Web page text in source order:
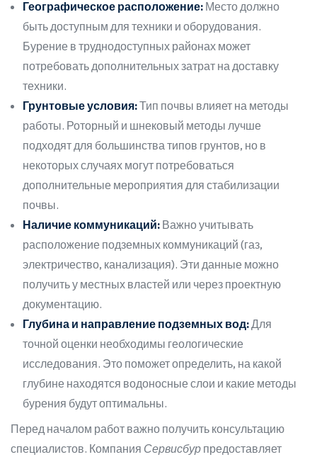
Географическое расположение: Место должно
быть доступным для техники и оборудования.
Бурение в труднодоступных районах может
потребовать дополнительных затрат на доставку
техники.
Грунтовые условия:Тип почвы влияет на методы
работы. Роторный и шнековый методы лучше
подходят для большинства типов грунтов, но в
некоторых случаях могут потребоваться
дополнительные мероприятия для стабилизации
почвы.
Наличие коммуникаций: Важно учитывать
расположение подземных коммуникаций (газ,
электричество, канализация). Эти данные можно
получить у местных властей или через проектную
документацию.
Глубина и направление подземных вод:Для
точной оценки необходимы геологические
исследования. Это поможет определить, на какой
глубине находятся водоносные слои и какие методы
бурения будут оптимальны.
Перед началом работ важно получить консультацию
специалистов. Компания Сервисбур предоставляет